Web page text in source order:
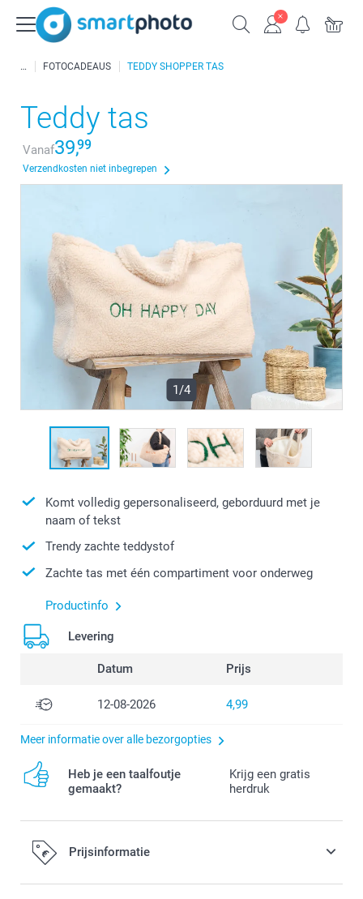
FOTOCADEAUS TEDDY SHOPPER TAS
Teddy tas
Vanaf39,99
Verzendkosten niet inbegrepen
1/4
Komt volledig gepersonaliseerd, geborduurd met je
naam of tekst
Trendy zachte teddystof
Zachte tas met één compartiment voor onderweg
Productinfo
Levering
Datum Prijs
12-08-2026 4,99
Meer informatie over alle bezorgopties
Heb je een taalfoutje
gemaakt?
Krijg een gratis
herdruk
Prijsinformatie